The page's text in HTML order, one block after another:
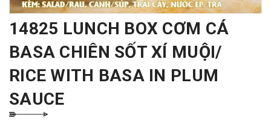
14825 LUNCH BOX CƠM CÁ
BASA CHIÊN SỐT XÍ MUỘI/
RICE WITH BASA IN PLUM
SAUCE